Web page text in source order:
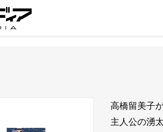
高橋留美子
主人公の湧